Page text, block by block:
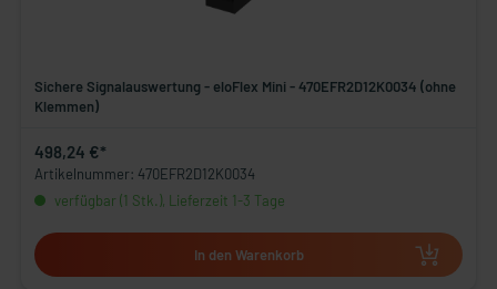
Sichere Signalauswertung - eloFlex Mini - 470EFR2D12K0034 (ohne
Klemmen)
498,24 €*
Artikelnummer: 470EFR2D12K0034
verfügbar (1 Stk.), Lieferzeit 1-3 Tage
In den Warenkorb